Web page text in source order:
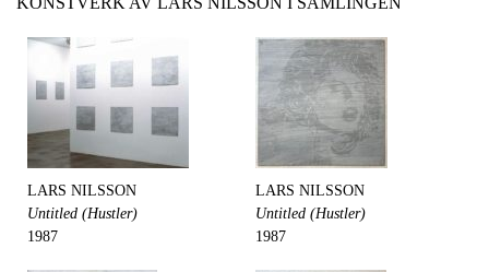
LARS NILSSON
Untitled (Hustler)
1987
LARS NILSSON
Untitled (Hustler)
1987